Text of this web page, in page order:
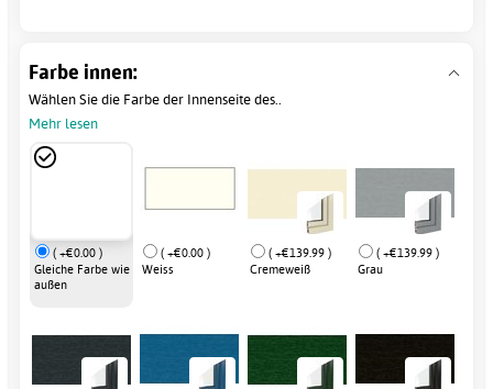
Farbe innen:
Wählen Sie die Farbe der Innenseite des..
Mehr lesen
( +€0.00 )
Gleiche Farbe wie
außen
( +€0.00 )
Weiss
( +€139.99 )
Cremeweiß
( +€139.99 )
Grau